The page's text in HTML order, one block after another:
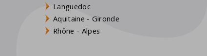
Languedoc
Aquitaine - Gironde
Rhône - Alpes